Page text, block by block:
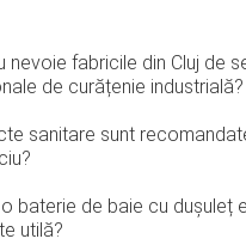
nevoie fabricile din Cluj de
de curățenie industrială?
sanitare sunt
baterie de baie cu dușuleț
utilă?